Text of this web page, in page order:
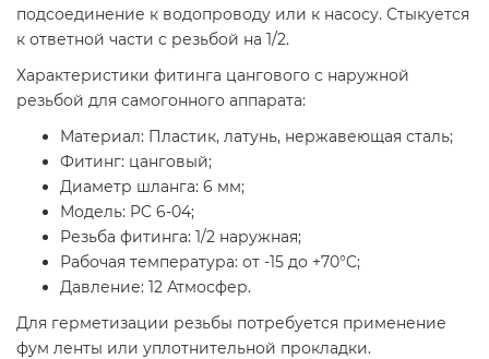
подсоединение к водопроводу или к насосу. Стыкуется
к ответной части с резьбой на 1/2.
Характеристики фитинга цангового с наружной
резьбой для самогонного аппарата:
Материал: Пластик, латунь, нержавеющая сталь;
Фитинг: цанговый;
Диаметр шланга: 6 мм;
Модель: PC 6-04;
Резьба фитинга: 1/2 наружная;
Рабочая температура: от -15 до +70°C;
Давление: 12 Атмосфер.
Для герметизации резьбы потребуется применение
фум ленты или уплотнительной прокладки.